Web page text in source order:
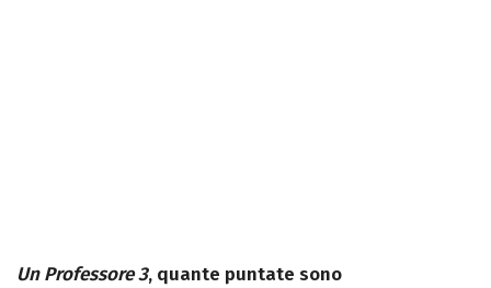
Un Professore 3, quante puntate sono